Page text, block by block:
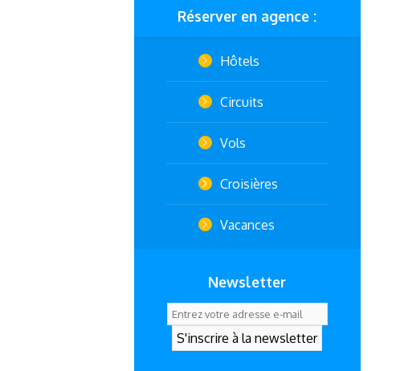
Réserver en agence :
Hôtels
Circuits
Vols
Croisières
Vacances
Newsletter